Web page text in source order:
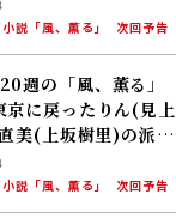
ってくる
説「風、薫る」
次回予告
週の「風、薫る」
に戻ったりん(見上
美(上坂樹里)の派出
働くことに。そん
美は自分の理想とし
看護を始める
説「風、薫る」
次回予告